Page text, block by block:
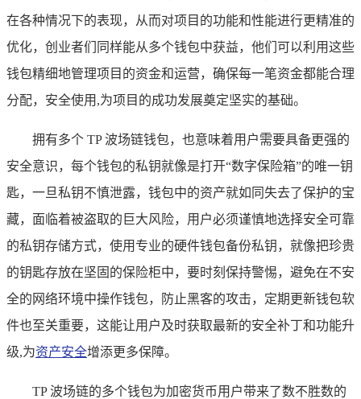
在各种情况下的表现，从而对项目的功能和性能进行更精准的
优化，创业者们同样能从多个钱包中获益，他们可以利用这些
钱包精细地管理项目的资金和运营，确保每一笔资金都能合理
分配，安全使用,为项目的成功发展奠定坚实的基础。
拥有多个 TP 波场链钱包，也意味着用户需要具备更强的
安全意识，每个钱包的私钥就像是打开“数字保险箱”的唯一钥
匙，一旦私钥不慎泄露，钱包中的资产就如同失去了保护的宝
藏，面临着被盗取的巨大风险，用户必须谨慎地选择安全可靠
的私钥存储方式，使用专业的硬件钱包备份私钥，就像把珍贵
的钥匙存放在坚固的保险柜中，要时刻保持警惕，避免在不安
全的网络环境中操作钱包，防止黑客的攻击，定期更新钱包软
件也至关重要，这能让用户及时获取最新的安全补丁和功能升
级,为资产安全增添更多保障。
TP 波场链的多个钱包为加密货币用户带来了数不胜数的